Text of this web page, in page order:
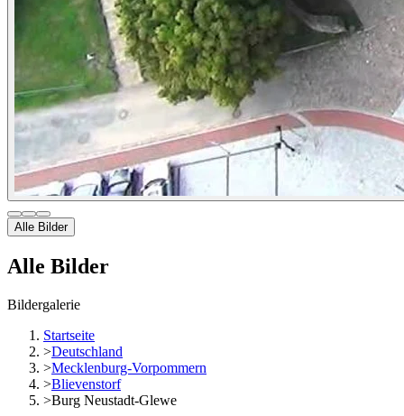
Alle Bilder
Alle Bilder
Bildergalerie
Startseite
>Deutschland
>Mecklenburg-Vorpommern
>Blievenstorf
>Burg Neustadt-Glewe